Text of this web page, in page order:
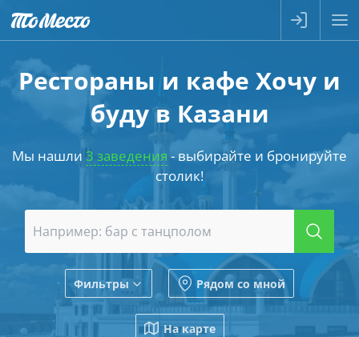
Рестораны и кафе Хочу и
буду в Казани
Мы нашли 3 заведения- выбирайте и бронируйте
столик!
Фильтры Рядом со мной
На карте